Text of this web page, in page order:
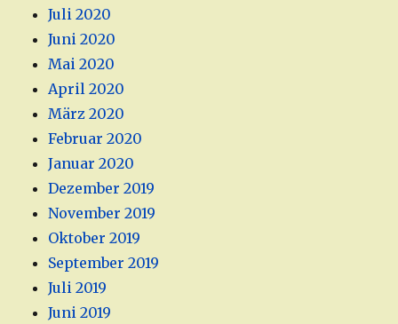
Juli 2020
Juni 2020
Mai 2020
April 2020
März 2020
Februar 2020
Januar 2020
Dezember 2019
November 2019
Oktober 2019
September 2019
Juli 2019
Juni 2019